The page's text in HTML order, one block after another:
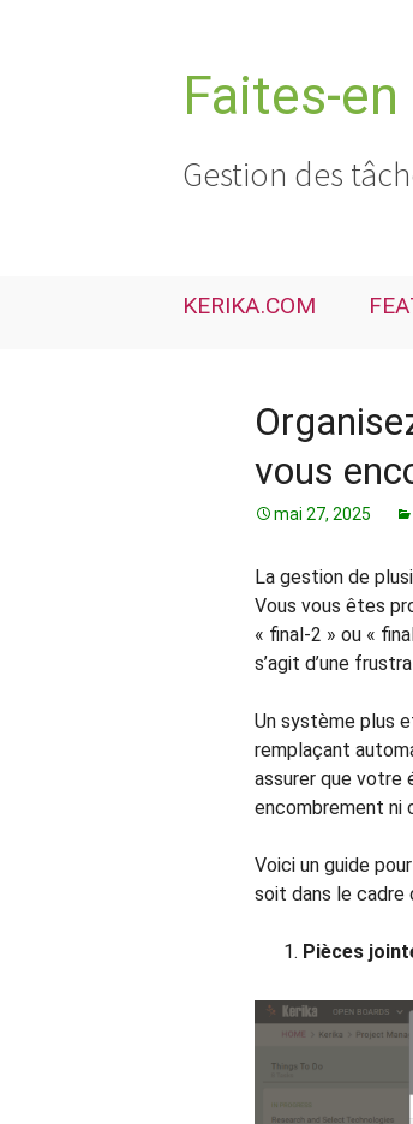
Faites-
Gestion des
KERIKA.COM
vous
mai 27, 2025
La gestion de
Vous vous êtes
« final-2 » ou «
s’agit d’une
Un système plus
remplaçant
assurer que votre
encombrement ni
Voici un guide
soit dans le cadre
Pièces